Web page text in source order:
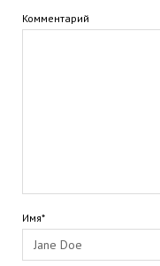
Комментарий
Имя*